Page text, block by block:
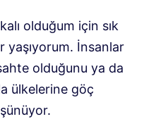
olduğum için sık
yaşıyorum. İnsanlar
olduğunu ya da
ülkelerine göç